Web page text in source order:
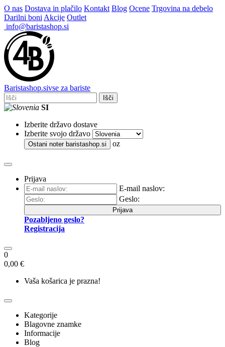
O nas Dostava in plačilo Kontakt Blog Ocene Trgovina na debelo
Darilni boni Akcije Outlet
info@baristashop.si
Baristashop.sivse za bariste
Išči
SI
Izberite državo dostave
Izberite svojo državo
Ostani noter baristashop.si oz
Prijava
E-mail naslov:
Geslo:
Prijava
Pozabljeno geslo?
Registracija
0
0,00 €
Vaša košarica je prazna!
Kategorije
Blagovne znamke
Informacije
Blog